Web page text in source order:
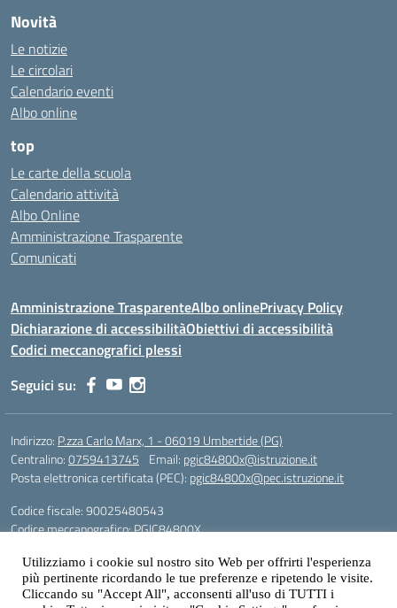
Novità
Le notizie
Le circolari
Calendario eventi
Albo online
top
Le carte della scuola
Calendario attività
Albo Online
Amministrazione Trasparente
Comunicati
Amministrazione TrasparenteAlbo onlinePrivacy Policy
Dichiarazione di accessibilitàObiettivi di accessibilità
Codici meccanografici plessi
Seguici su:
Indirizzo: P.zza Carlo Marx, 1 - 06019 Umbertide (PG)
Centralino:0759413745 Email: pgic84800x@istruzione.it
Posta elettronica certificata (PEC): pgic84800x@pec.istruzione.it
Codice fiscale: 90025480543
Codice meccanografico:PGIC84800X
Gestione sito web: prof. Paolo Chitarrai
Utilizziamo i cookie sul nostro sito Web per offrirti l'esperienza
più pertinente ricordando le tue preferenze e ripetendo le visite.
Cliccando su "Accept All", acconsenti all'uso di TUTTI i